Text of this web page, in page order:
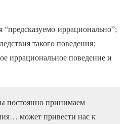
иррационально”;
такого поведения;
иррациональное поведение и
постоянно принимаем
может привести нас к